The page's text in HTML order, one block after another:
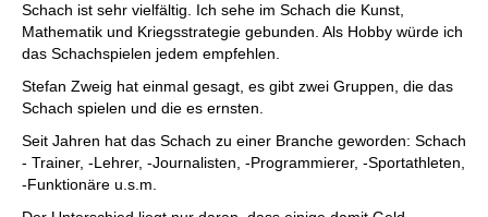
Schach ist sehr vielfältig. Ich sehe im Schach die Kunst,
Mathematik und Kriegsstrategie gebunden. Als Hobby würde ich
das Schachspielen jedem empfehlen.
Stefan Zweig hat einmal gesagt, es gibt zwei Gruppen, die das
Schach spielen und die es ernsten.
Seit Jahren hat das Schach zu einer Branche geworden: Schach
- Trainer, -Lehrer, -Journalisten, -Programmierer, -Sportathleten,
-Funktionäre u.s.m.